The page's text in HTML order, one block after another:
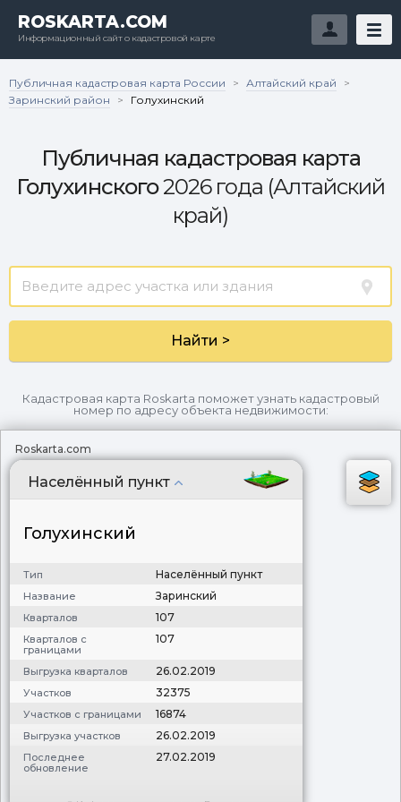
ROSKARTA.COM
Информационный сайт о кадастровой карте
Публичная кадастровая карта России > Алтайский край
>
Заринский район
> Голухинский
Публичная кадастровая карта
Голухинского2026 года (Алтайский
край)
Найти >
Кадастровая карта Roskarta поможет узнать кадастровый
номер по адресу объекта недвижимости:
Roskarta.com
Населённый пункт
Голухинский
Тип Населённый пункт
Название Заринский
Кварталов 107
Кварталов с
границами
107
Выгрузка кварталов 26.02.2019
Участков 32375
Участков с границами 16874
Выгрузка участков 26.02.2019
Последнее
обновление
27.02.2019